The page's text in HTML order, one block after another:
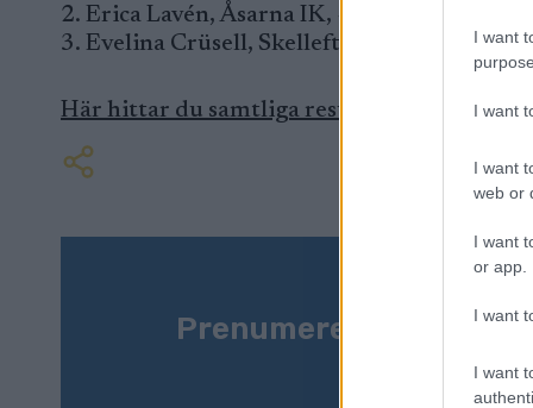
I want
I want
I want
web or
I want
or app.
I want
I want
2. Erica Lavén, Åsarna IK, + 0.7
3. Evelina Crüsell, Skellefteå SK, + 1.8
Här hittar du samtliga resultat
Prenumerera på vårt